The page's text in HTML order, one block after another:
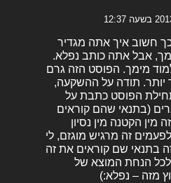
חשוב איך אתה מגדיר
אבל אתה כותב נפלא.
מימך. הפוסט הזה גרם
יותר. תודה על ההשקעה,
הפוסט כתבת על
(בתנאי שהם קוראים
הקטנה מין נסיון
זה מרגיש מוגזם, לי
בתנאי שם קוראים את זה
לכל הנחת המוצא של
מזה – נפלא:)